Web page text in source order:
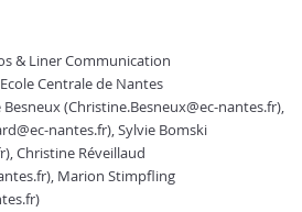
& Liner Communication
Centrale de Nantes
(Christine.Besneux@ec-nantes.fr),
@ec-nantes.fr),Sylvie Bomski
,Christine Réveillaud
, Marion Stimpfling